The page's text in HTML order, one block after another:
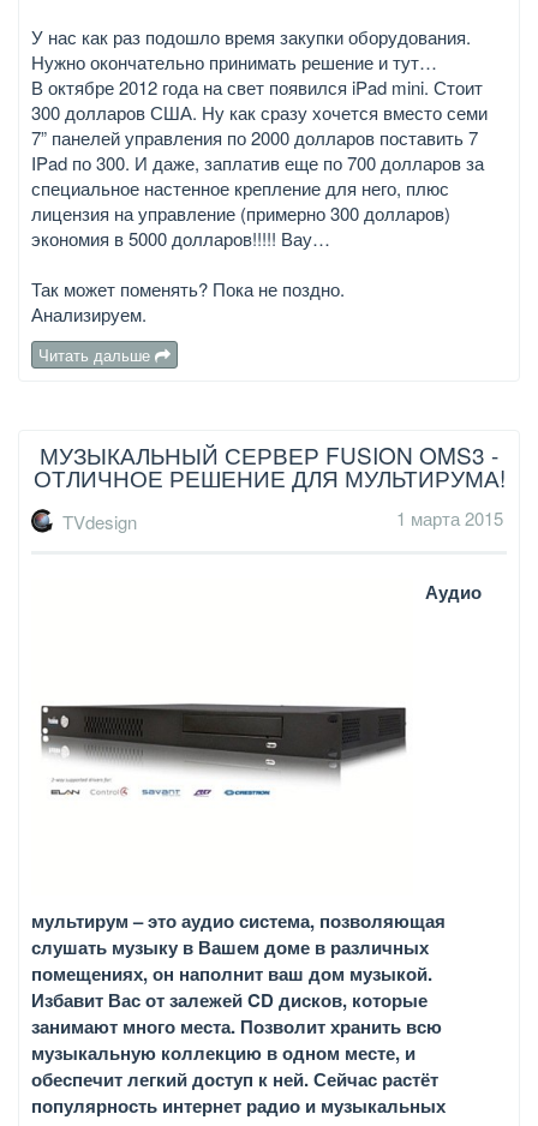
У нас как раз подошло время закупки оборудования.
Нужно окончательно принимать решение и тут…
В октябре 2012 года на свет появился iPad mini. Стоит
300 долларов США. Ну как сразу хочется вместо семи
7” панелей управления по 2000 долларов поставить 7
IPad по 300. И даже, заплатив еще по 700 долларов за
специальное настенное крепление для него, плюс
лицензия на управление (примерно 300 долларов)
экономия в 5000 долларов!!!!! Вау…
Так может поменять? Пока не поздно.
Анализируем.
Читать дальше
МУЗЫКАЛЬНЫЙ СЕРВЕР FUSION OMS3 -
ОТЛИЧНОЕ РЕШЕНИЕ ДЛЯ МУЛЬТИРУМА!
TVdesign 1 марта 2015
Аудио
мультирум – это аудио система, позволяющая
слушать музыку в Вашем доме в различных
помещениях, он наполнит ваш дом музыкой.
Избавит Вас от залежей CD дисков, которые
занимают много места. Позволит хранить всю
музыкальную коллекцию в одном месте, и
обеспечит легкий доступ к ней. Сейчас растёт
популярность интернет радио и музыкальных